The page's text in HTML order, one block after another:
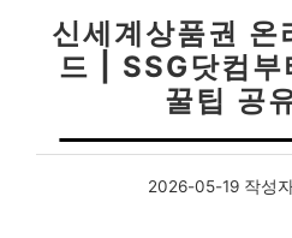
신세계상품권 온
드 | SSG닷컴부
꿀팁 공
2026-05-19 작성